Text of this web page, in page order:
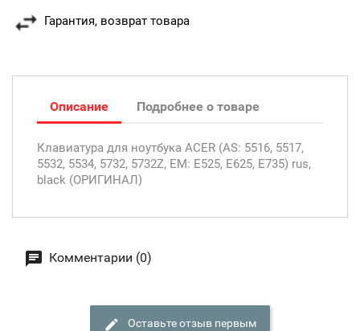
Гарантия, возврат товара
Описание Подробнее о товаре
Клавиатура для ноутбука ACER (AS: 5516, 5517,
5532, 5534, 5732, 5732Z, EM: E525, E625, E735) rus,
black (ОРИГИНАЛ)
Комментарии (0)
Оставьте отзыв первым